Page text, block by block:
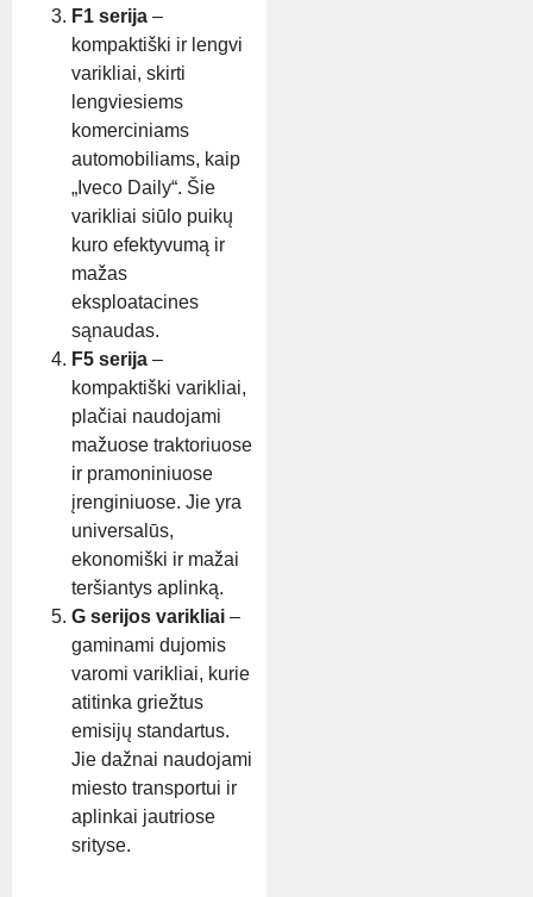
F1 serija –
kompaktiški ir lengvi
varikliai, skirti
lengviesiems
komerciniams
automobiliams, kaip
„Iveco Daily“. Šie
varikliai siūlo puikų
kuro efektyvumą ir
mažas
eksploatacines
sąnaudas.
F5 serija –
kompaktiški varikliai,
plačiai naudojami
mažuose traktoriuose
ir pramoniniuose
įrenginiuose. Jie yra
universalūs,
ekonomiški ir mažai
teršiantys aplinką.
G serijos varikliai –
gaminami dujomis
varomi varikliai, kurie
atitinka griežtus
emisijų standartus.
Jie dažnai naudojami
miesto transportui ir
aplinkai jautriose
srityse.